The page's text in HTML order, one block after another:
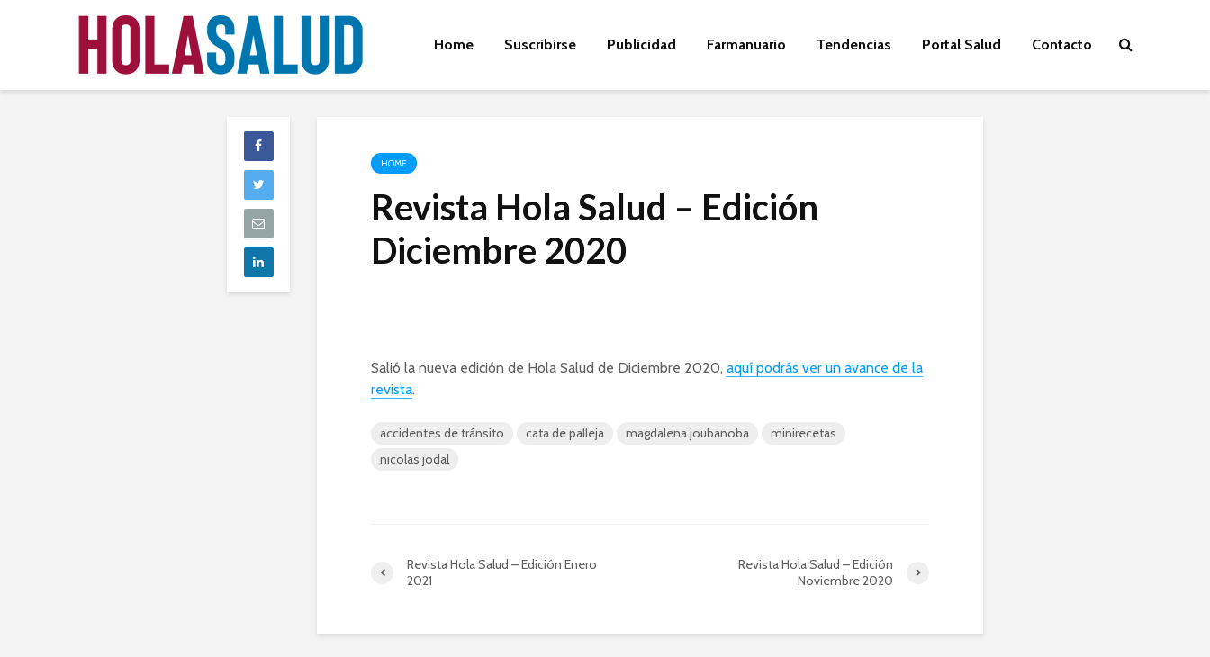
Home Suscribirse Publicidad Farmanuario Tendencias Portal Salud Contacto
HOME
Revista Hola Salud – Edición
Diciembre 2020
Salió la nueva edición de Hola Salud de Diciembre 2020, aquí podrás ver un avance de la
revista.
accidentes de tránsito cata de palleja magdalena joubanoba
minirecetas
nicolas jodal
Revista Hola Salud – Edición Enero
2021
Revista Hola Salud – Edición
Noviembre 2020